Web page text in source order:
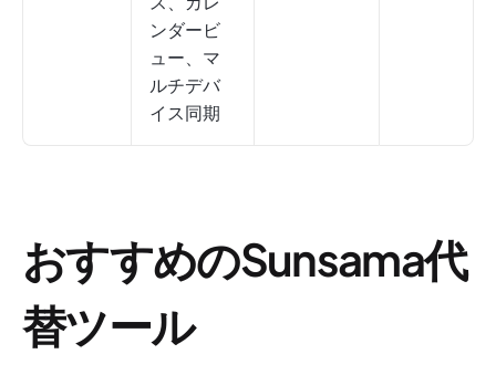
ンダービ
ュー、マ
ルチデバ
イス同期
おすすめのSunsama代
替ツール